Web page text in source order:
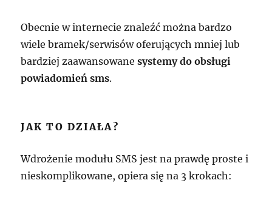
Obecnie w internecie znaleźć można bardzo
wiele bramek/serwisów oferujących mniej lub
bardziej zaawansowanesystemy do obsługi
powiadomień sms.
JAK TO DZIAŁA?
Wdrożenie modułu SMS jest na prawdę proste i
nieskomplikowane, opiera się na 3 krokach: